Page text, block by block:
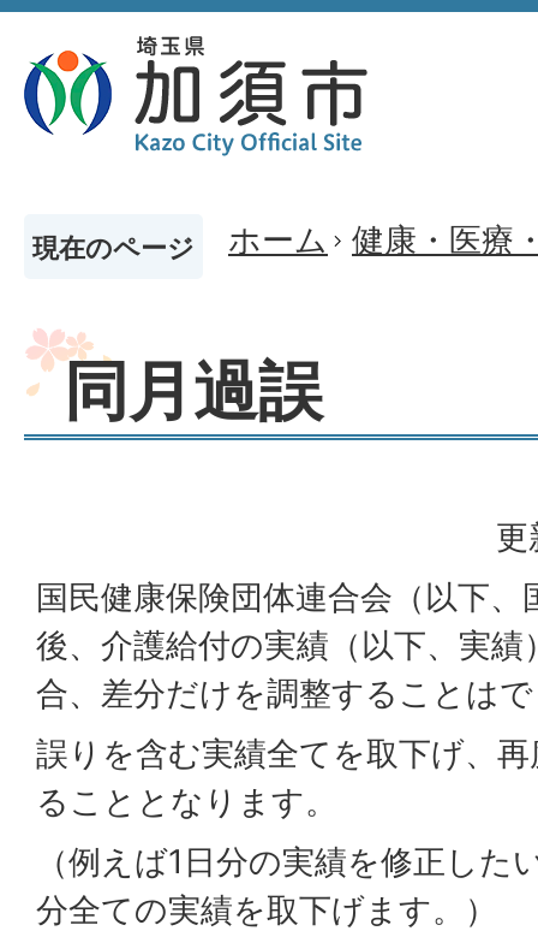
現在のページ ホーム 健康・医療
同月過誤
更
国民健康保険団体連合会（以下
後、介護給付の実績（以下、実
合、差分だけを調整することは
誤りを含む実績全てを取下げ、
ることとなります。
（例えば1日分の実績を修正した
分全ての実績を取下げます。）